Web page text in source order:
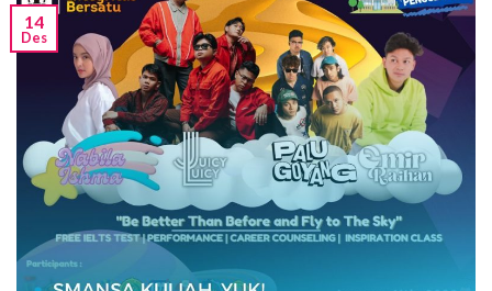
14
Des